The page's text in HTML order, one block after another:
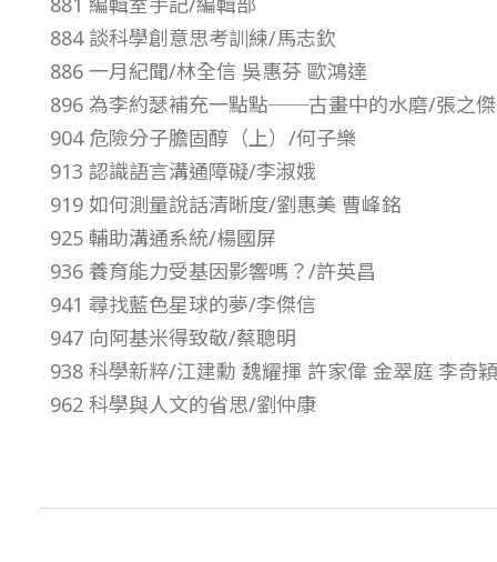
6
年
第
2
7
卷
第
884 談科學創意思考訓練/馬志欽
886 一月紀聞/林全信 吳惠芬 歐鴻達
896 為李約瑟補充一點點──古畫中的水磨/張之傑
904 危險分子膽固醇（上）/何子樂
913 認識語言溝通障礙/李淑娥
919 如何測量說話清晰度/劉惠美 曹峰銘
925 輔助溝通系統/楊國屏
936 養育能力受基因影響嗎？/許英昌
941 尋找藍色星球的夢/李傑信
947 向阿基米得致敬/蔡聰明
938 科學新粹/江建勳 魏耀揮 許家偉 金翠庭 李奇
962 科學與人文的省思/劉仲康